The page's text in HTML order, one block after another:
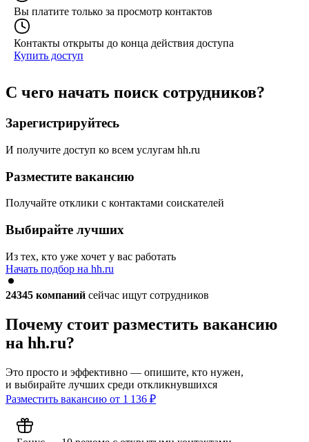
Вы платите только за просмотр контактов
Контакты открыты до конца действия доступа
Купить доступ
С чего начать поиск сотрудников?
Зарегистрируйтесь
И получите доступ ко всем услугам hh.ru
Разместите вакансию
Получайте отклики с контактами соискателей
Выбирайте лучших
Из тех, кто уже хочет у вас работать
Начать подбор на hh.ru
24345 компаний сейчас ищут сотрудников
Почему стоит разместить вакансию
на hh.ru?
Это просто и эффективно — опишите, кто нужен,
и выбирайте лучших среди откликнувшихся
Разместить вакансию от 1 136 ₽